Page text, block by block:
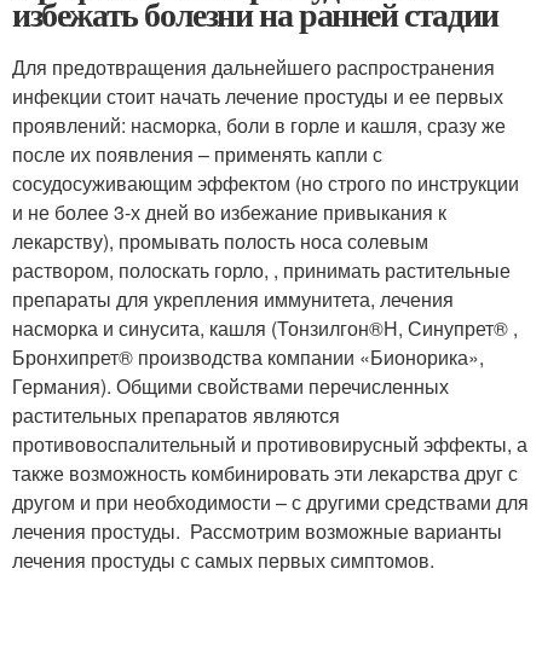
избежать болезни на ранней стадии
Для предотвращения дальнейшего распространения
инфекции стоит начать лечение простуды и ее первых
проявлений: насморка, боли в горле и кашля, сразу же
после их появления – применять капли с
сосудосуживающим эффектом (но строго по инструкции
и не более 3-х дней во избежание привыкания к
лекарству), промывать полость носа солевым
раствором, полоскать горло, , принимать растительные
препараты для укрепления иммунитета, лечения
насморка и синусита, кашля (Тонзилгон®Н, Синупрет® ,
Бронхипрет® производства компании «Бионорика»,
Германия). Общими свойствами перечисленных
растительных препаратов являются
противовоспалительный и противовирусный эффекты, а
также возможность комбинировать эти лекарства друг с
другом и при необходимости – с другими средствами для
лечения простуды. Рассмотрим возможные варианты
лечения простуды с самых первых симптомов.